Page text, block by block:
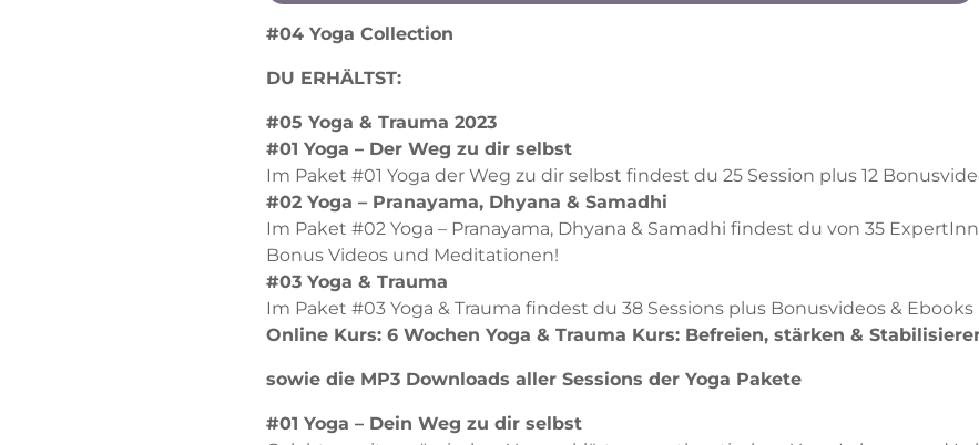
#04 Yoga Collection
DU ERHÄLTST:
#05 Yoga & Trauma 2023
#01 Yoga – Der Weg zu dir selbst
Im Paket #01 Yoga der Weg zu dir selbst findest du 25 Session plus 12
#02 Yoga – Pranayama, Dhyana & Samadhi
Im Paket #02 Yoga – Pranayama, Dhyana & Samadhi findest du von 35
Bonus Videos und Meditationen!
#03 Yoga & Trauma
Im Paket #03 Yoga & Trauma findest du 38 Sessions plus Bonusvideos &
Online Kurs: 6 Wochen Yoga& Trauma Kurs: Befreien, stärken&
sowie die MP3 Downloads aller Sessions der Yoga Pakete
#01 Yoga – Dein Weg zu dir selbst